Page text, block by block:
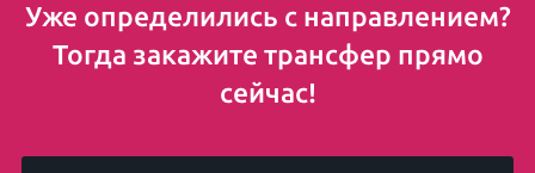
Уже определились с направлением?
Тогда закажите трансфер прямо
сейчас!